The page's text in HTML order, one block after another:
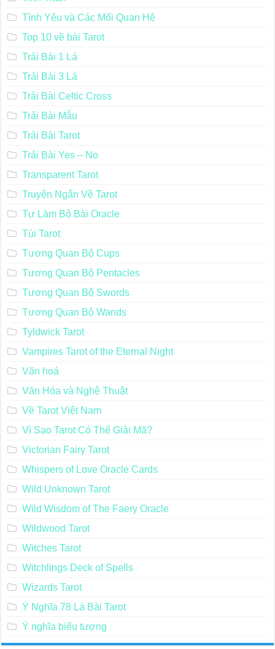
Tình Yêu và Các Mối Quan Hệ
Top 10 về bài Tarot
Trải Bài 1 Lá
Trải Bài 3 Lá
Trải Bài Celtic Cross
Trải Bài Mẫu
Trải Bài Tarot
Trải Bài Yes – No
Transparent Tarot
Truyện Ngắn Về Tarot
Tự Làm Bộ Bài Oracle
Túi Tarot
Tương Quan Bộ Cups
Tương Quan Bộ Pentacles
Tương Quan Bộ Swords
Tương Quan Bộ Wands
Tyldwick Tarot
Vampires Tarot of the Eternal Night
Văn hoá
Văn Hóa và Nghệ Thuật
Về Tarot Việt Nam
Vì Sao Tarot Có Thể Giải Mã?
Victorian Fairy Tarot
Whispers of Love Oracle Cards
Wild Unknown Tarot
Wild Wisdom of The Faery Oracle
Wildwood Tarot
Witches Tarot
Witchlings Deck of Spells
Wizards Tarot
Ý Nghĩa 78 Lá Bài Tarot
Ý nghĩa biểu tượng